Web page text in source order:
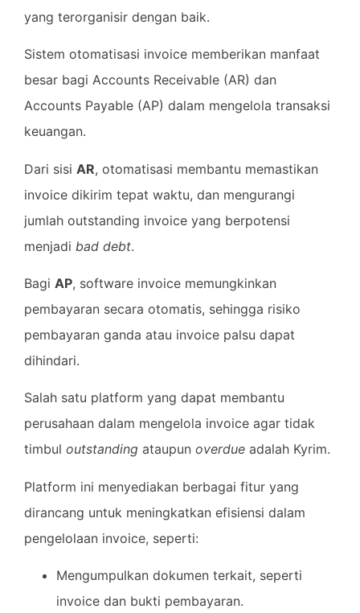
yang terorganisir dengan baik.
Sistem otomatisasi invoice memberikan manfaat
besar bagi Accounts Receivable (AR) dan
Accounts Payable (AP) dalam mengelola transaksi
keuangan.
Dari sisi AR, otomatisasi membantu memastikan
invoice dikirim tepat waktu, dan mengurangi
jumlah outstanding invoice yang berpotensi
menjadi bad debt.
Bagi AP, software invoice memungkinkan
pembayaran secara otomatis, sehingga risiko
pembayaran ganda atau invoice palsu dapat
dihindari.
Salah satu platform yang dapat membantu
perusahaan dalam mengelola invoice agar tidak
timbul outstanding ataupun overdue adalah Kyrim.
Platform ini menyediakan berbagai fitur yang
dirancang untuk meningkatkan efisiensi dalam
pengelolaan invoice, seperti:
Mengumpulkan dokumen terkait, seperti
invoice dan bukti pembayaran.